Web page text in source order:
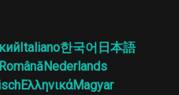
Italiano한국어 日本語
RomânăNederlands
ΕλληνικάMagyar